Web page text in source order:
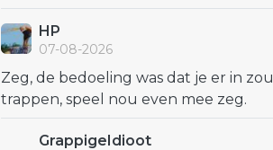
HP
07-08-2026
Zeg, de bedoeling was dat je er in zou
trappen, speel nou even mee zeg.
GrappigeIdioot